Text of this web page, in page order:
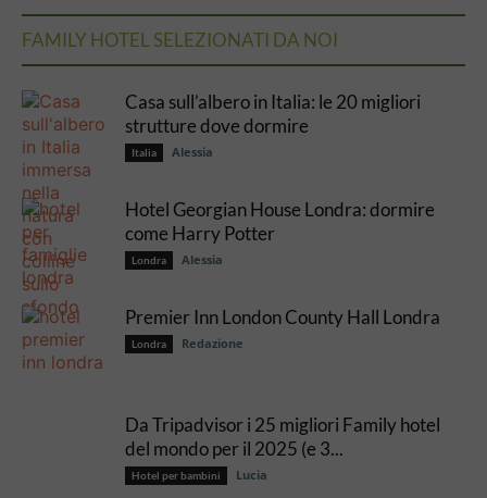
FAMILY HOTEL SELEZIONATI DA NOI
Casa sull’albero in Italia: le 20 migliori
strutture dove dormire
Italia Alessia
Hotel Georgian House Londra: dormire
come Harry Potter
Londra Alessia
Premier Inn London County Hall Londra
Londra Redazione
Da Tripadvisor i 25 migliori Family hotel
del mondo per il 2025 (e 3...
Hotel per bambini Lucia